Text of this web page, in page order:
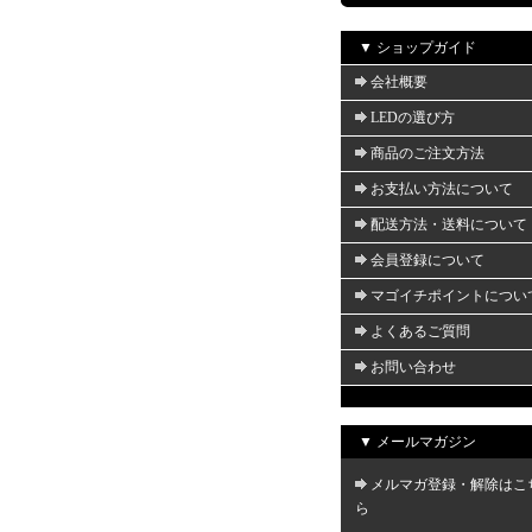
▼ ショップガイド
会社概要
LEDの選び方
商品のご注文方法
お支払い方法について
配送方法・送料について
会員登録について
マゴイチポイントについ
よくあるご質問
お問い合わせ
▼ メールマガジン
メルマガ登録・解除はこ
ら